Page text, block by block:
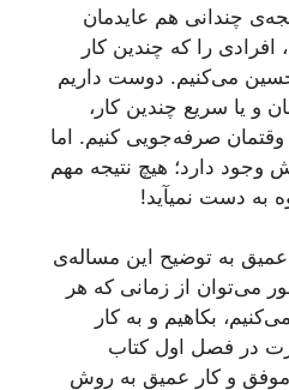
چندانی هم عایدمان
را که چندین کار
می‌کنیم. دوست داریم
و یا سریع چندین کار،
وقتمان صرفه‌جویی کنیم. اما
دارد؛ هیچ نتیجه مهم
به دست نمیآید!
به توضیح این مساله‌ی
می‌توان از زمانی که هر
بکاهیم و به کار
در فصل اول کتاب
موفق و کار عمیق به روش